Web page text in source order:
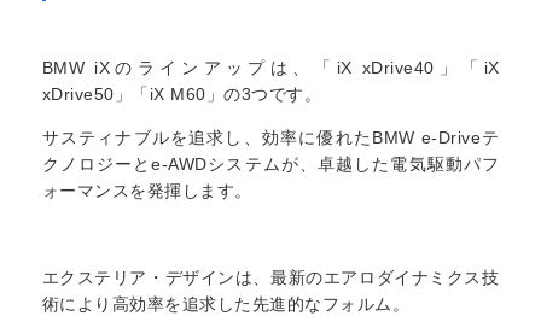
BMW iXのラインアップは、「iX xDrive40」「iX
xDrive50」「iX M60」の3つです。
サスティナブルを追求し、効率に優れたBMW e‐Driveテ
クノロジーとe‐AWDシステムが、卓越した電気駆動パフ
ォーマンスを発揮します。
エクステリア・デザインは、最新のエアロダイナミクス技
術により高効率を追求した先進的なフォルム。